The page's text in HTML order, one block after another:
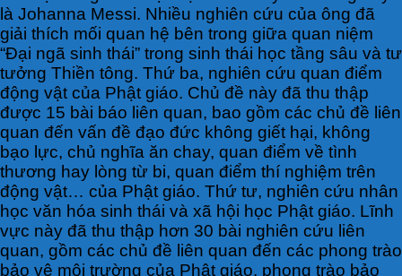
là Johanna Messi. Nhiều nghiên cứu của ông đã
giải thích mối quan hệ bên trong giữa quan niệm
“Đại ngã sinh thái” trong sinh thái học tầng sâu và tư
tưởng Thiền tông. Thứ ba, nghiên cứu quan điểm
động vật của Phật giáo. Chủ đề này đã thu thập
được 15 bài báo liên quan, bao gồm các chủ đề liên
quan đến vấn đề đạo đức không giết hại, không
bạo lực, chủ nghĩa ăn chay, quan điểm về tình
thương hay lòng từ bi, quan điểm thí nghiệm trên
động vật… của Phật giáo. Thứ tư, nghiên cứu nhân
học văn hóa sinh thái và xã hội học Phật giáo. Lĩnh
vực này đã thu thập hơn 30 bài nghiên cứu liên
quan, gồm các chủ đề liên quan đến các phong trào
bảo vệ môi trường của Phật giáo, phong trào bảo